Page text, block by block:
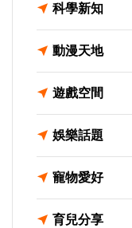
科學新知
動漫天地
遊戲空間
娛樂話題
寵物愛好
育兒分享